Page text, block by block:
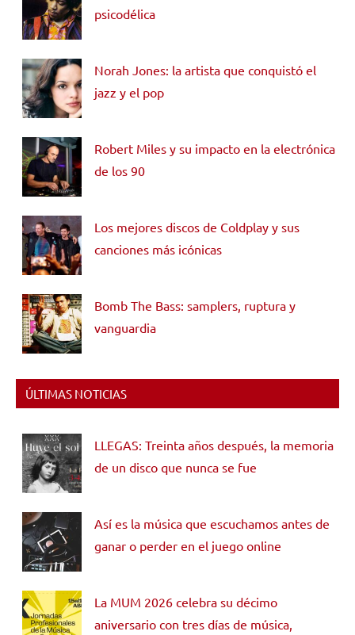
psicodélica
Norah Jones: la artista que conquistó el
jazz y el pop
Robert Miles y su impacto en la electrónica
de los 90
Los mejores discos de Coldplay y sus
canciones más icónicas
Bomb The Bass: samplers, ruptura y
vanguardia
ÚLTIMAS NOTICIAS
LLEGAS: Treinta años después, la memoria
de un disco que nunca se fue
Así es la música que escuchamos antes de
ganar o perder en el juego online
La MUM 2026 celebra su décimo
aniversario con tres días de música,